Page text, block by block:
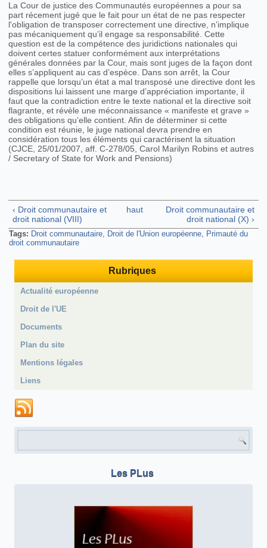
La Cour de justice des Communautés européennes a pour sa
part récement jugé que le fait pour un état de ne pas respecter
l'obligation de transposer correctement une directive, n’implique
pas mécaniquement qu’il engage sa responsabilité. Cette
question est de la compétence des juridictions nationales qui
doivent certes statuer conformément aux interprétations
générales données par la Cour, mais sont juges de la façon dont
elles s’appliquent au cas d’espèce. Dans son arrêt, la Cour
rappelle que lorsqu’un état a mal transposé une directive dont les
dispositions lui laissent une marge d’appréciation importante, il
faut que la contradiction entre le texte national et la directive soit
flagrante, et révèle une méconnaissance « manifeste et grave »
des obligations qu’elle contient. Afin de déterminer si cette
condition est réunie, le juge national devra prendre en
considération tous les éléments qui caractérisent la situation
(CJCE, 25/01/2007, aff. C-278/05, Carol Marilyn Robins et autres
/ Secretary of State for Work and Pensions)
‹ Droit communautaire et
droit national (VIII)
haut
Droit communautaire et
droit national (X) ›
Tags: Droit communautaire Droit de l'Union européenne
Primauté du
droit communautaire
Rubriques
Actualité européenne
Droit de l'UE
Documents
Plan du site
Mentions légales
Liens
Les PLus